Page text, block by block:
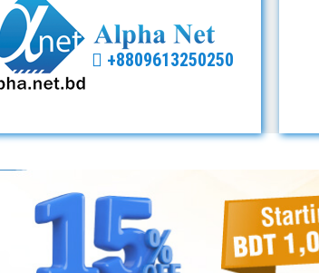
+8809613250250